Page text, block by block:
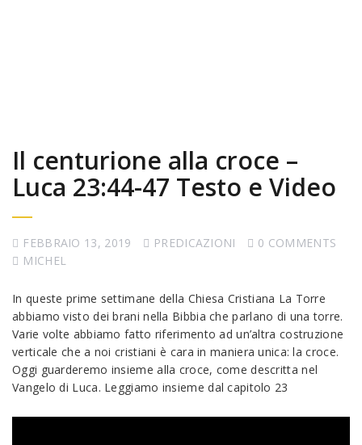
Il centurione alla croce –
Luca 23:44-47 Testo e Video
FEBBRAIO 13, 2019 PREDICAZIONI
0 COMMENTS
MICHEL
In queste prime settimane della Chiesa Cristiana La Torre
abbiamo visto dei brani nella Bibbia che parlano di una torre.
Varie volte abbiamo fatto riferimento ad un’altra costruzione
verticale che a noi cristiani è cara in maniera unica: la croce.
Oggi guarderemo insieme alla croce, come descritta nel
Vangelo di Luca. Leggiamo insieme dal capitolo 23